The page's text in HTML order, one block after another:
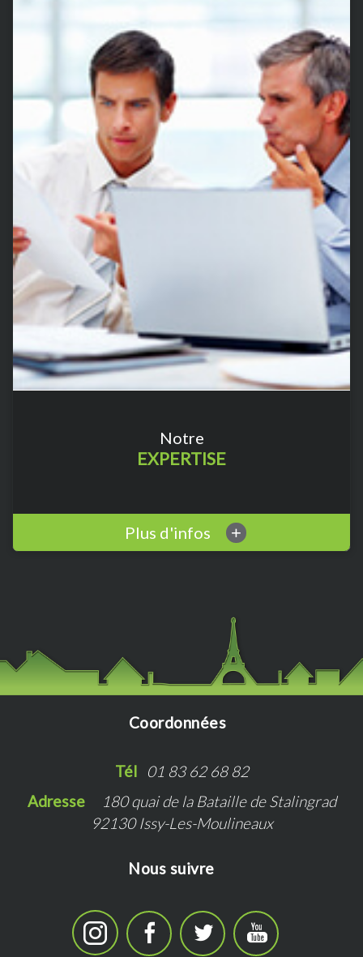
Notre
EXPERTISE
Plus d'infos +
Coordonnées
Tél
01 83 62 68 82
Adresse
180 quai de la Bataille de Stalingrad
92130 Issy-Les-Moulineaux
Nous suivre